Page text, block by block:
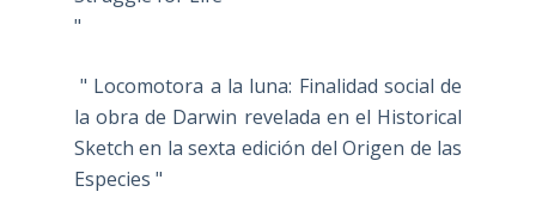
"
" Locomotora a la luna: Finalidad social de
la obra de Darwin revelada en el Historical
Sketch en la sexta edición del Origen de las
Especies "